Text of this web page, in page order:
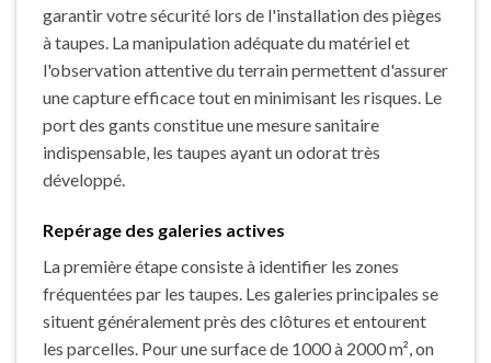
garantir votre sécurité lors de l'installation des pièges
à taupes. La manipulation adéquate du matériel et
l'observation attentive du terrain permettent d'assurer
une capture efficace tout en minimisant les risques. Le
port des gants constitue une mesure sanitaire
indispensable, les taupes ayant un odorat très
développé.
Repérage des galeries actives
La première étape consiste à identifier les zones
fréquentées par les taupes. Les galeries principales se
situent généralement près des clôtures et entourent
les parcelles. Pour une surface de 1000 à 2000 m², on